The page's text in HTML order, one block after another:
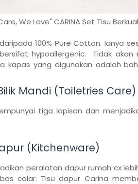
We Love" CARINA Set Tisu
100% Pure Cotton. Ianya
hypoallergenic. Tidak akan
kapas yang digunakan adalah
Mandi (Toiletries Care)
tiga lapisan dan
(Kitchenware)
peralatan dapur rumah cx
calar. Tisu dapur Carina